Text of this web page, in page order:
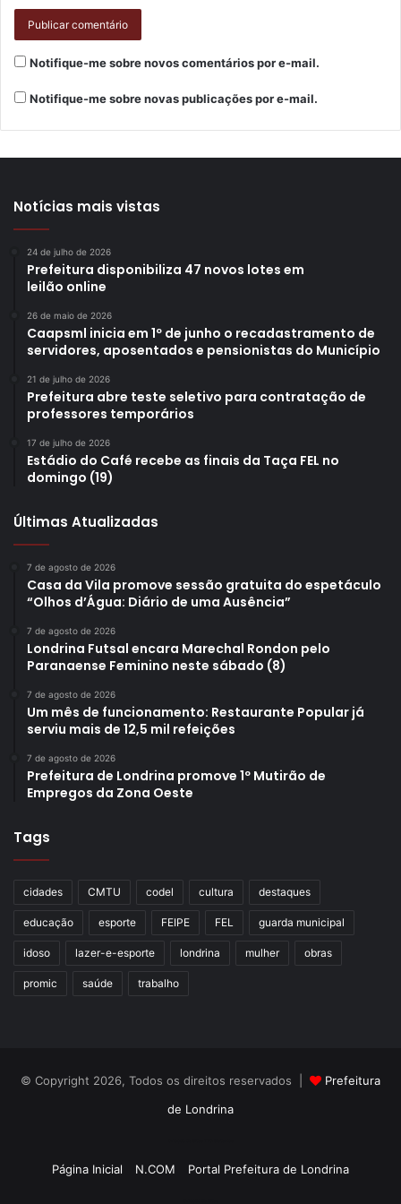
Neste formato de financiamento, a Prefeitura dispõe de R$
100 milhões para fazer ações por toda a cidade, incluindo
recapes, reperfilagens, implantações de
e trabalhos de regularização fundiária.
Gostei
Etiquetas
pavimentação
pista
restauração
Notifique-me sobre novos comentários por e-mail.
Notifique-me sobre novas publicações por e-mail.
Notícias mais vistas
24 de julho de 2026
Prefeitura disponibiliza 47 novos lotes em
leilão online
26 de maio de 2026
Caapsml inicia em 1º de junho o recadastramento de
servidores, aposentados e pensionistas do Município
21 de julho de 2026
Prefeitura abre teste seletivo para contratação de
professores temporários
17 de julho de 2026
Estádio do Café recebe as finais da Taça FEL no
domingo (19)
Últimas Atualizadas
7 de agosto de 2026
Casa da Vila promove sessão gratuita do espetáculo
“Olhos d’Água: Diário de uma Ausência”
7 de agosto de 2026
Londrina Futsal encara Marechal Rondon pelo
Paranaense Feminino neste sábado (8)
7 de agosto de 2026
Um mês de funcionamento: Restaurante Popular já
serviu mais de 12,5 mil refeições
7 de agosto de 2026
Prefeitura de Londrina promove 1º Mutirão de
Empregos da Zona Oeste
Tags
cidades CMTU codel cultura destaques
educação esporte FEIPE FEL guarda municipal
idoso lazer-e-esporte londrina mulher obras
promic saúde trabalho
© Copyright 2026, Todos os direitos reservados |
Prefeitura
de Londrina
Página Inicial N.COM Portal Prefeitura de Londrina